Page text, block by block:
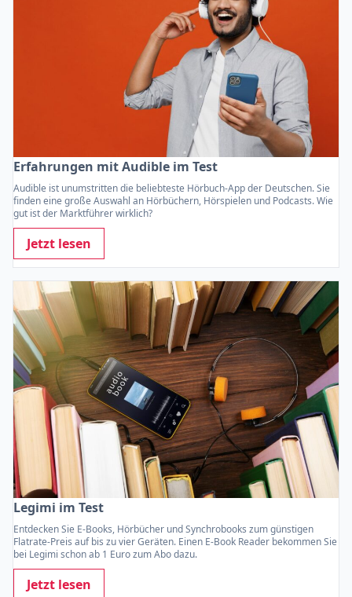
Erfahrungen mit Audible im Test
Audible ist unumstritten die beliebteste Hörbuch-App der Deutschen. Sie
finden eine große Auswahl an Hörbüchern, Hörspielen und Podcasts. Wie
gut ist der Marktführer wirklich?
Jetzt lesen
Legimi im Test
Entdecken Sie E-Books, Hörbücher und Synchrobooks zum günstigen
Flatrate-Preis auf bis zu vier Geräten. Einen E-Book Reader bekommen Sie
bei Legimi schon ab 1 Euro zum Abo dazu.
Jetzt lesen